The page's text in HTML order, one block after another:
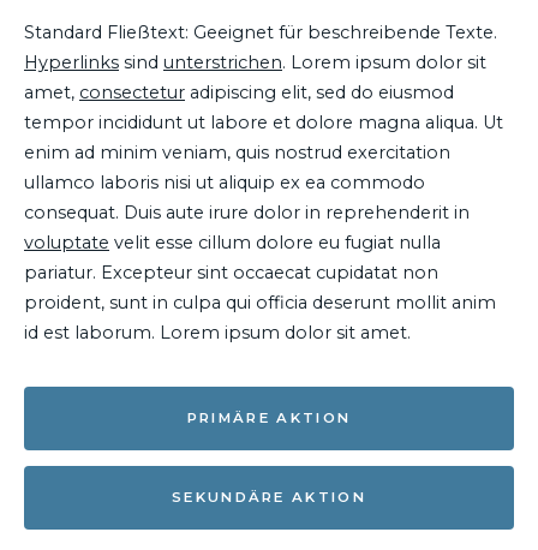
Standard Fließtext: Geeignet für beschreibende Texte.
Hyperlinks sind unterstrichen. Lorem ipsum dolor sit
amet, consectetur adipiscing elit, sed do eiusmod
tempor incididunt ut labore et dolore magna aliqua. Ut
enim ad minim veniam, quis nostrud exercitation
ullamco laboris nisi ut aliquip ex ea commodo
consequat. Duis aute irure dolor in reprehenderit in
voluptate velit esse cillum dolore eu fugiat nulla
pariatur. Excepteur sint occaecat cupidatat non
proident, sunt in culpa qui officia deserunt mollit anim
id est laborum. Lorem ipsum dolor sit amet.
PRIMÄRE AKTION
SEKUNDÄRE AKTION